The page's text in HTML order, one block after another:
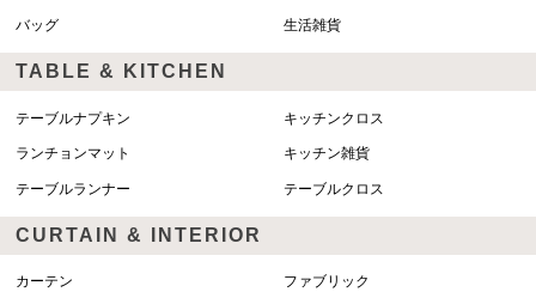
バッグ 生活雑貨
TABLE & KITCHEN
テーブルナプキン キッチンクロス
ランチョンマット キッチン雑貨
テーブルランナー テーブルクロス
CURTAIN & INTERIOR
カーテン ファブリック